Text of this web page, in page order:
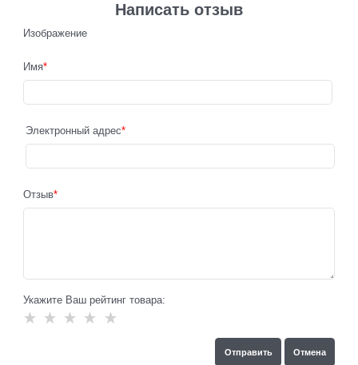
Написать отзыв
Изображение
Имя
Электронный адрес
Отзыв
Укажите Ваш рейтинг товара: